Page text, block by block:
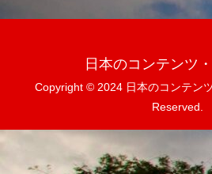
日本のコンテンツ
Copyright © 2024 日本のコンテン
Reserved.